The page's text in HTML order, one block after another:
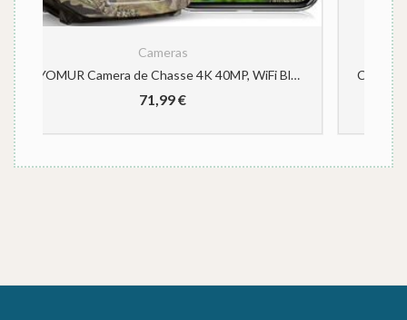
CEYOMUR Camera de Chasse 4K 40MP, WiFi Bluetooth Caméra de Chasse, Camera de Chasse avec Vision Nocturne Détection de Mouvement à 120° IP66 Étanche pour la Surveillance de la Faune
Caméra de Chasse Solaire 24MP 1080P, Camera de Chasse Nocturne Batterie Intégrée Rechargeable, Camera Chasse Infrarouge Temps de Déclenchement 0,1s IP66 Étanche pour l’observation de la Faune